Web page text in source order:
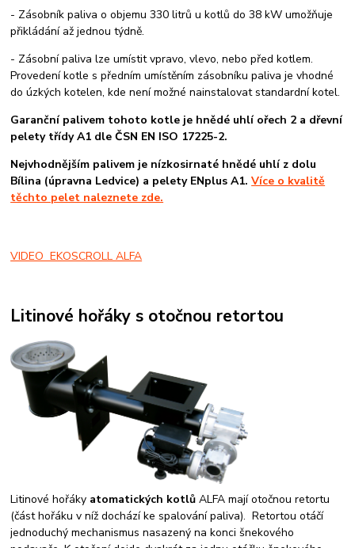
- Zásobník paliva o objemu 330 litrů u kotlů do 38 kW umožňuje
přikládání až jednou týdně.
- Zásobní paliva lze umístit vpravo, vlevo, nebo před kotlem.
Provedení kotle s předním umístěním zásobníku paliva je vhodné
do úzkých kotelen, kde není možné nainstalovat standardní kotel.
Garanční palivem tohoto kotle je hnědé uhlí ořech 2 a dřevní
pelety třídy A1 dle ČSN EN ISO 17225-2.
Nejvhodnějším palivem je nízkosirnaté hnědé uhlí z dolu
Bílina (úpravna Ledvice) a pelety ENplus A1.Více o kvalitě
těchto pelet naleznete zde.
VIDEO EKOSCROLL ALFA
Litinové hořáky s otočnou retortou
Litinové hořáky atomatických kotlů ALFA mají otočnou retortu
(část hořáku v níž dochází ke spalování paliva). Retortou otáčí
jednoduchý mechanismus nasazený na konci šnekového